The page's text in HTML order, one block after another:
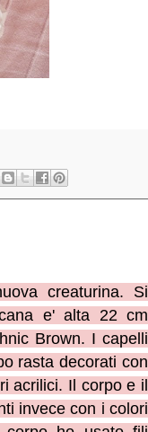
creaturina. Si
e' alta 22 cm
Brown. I capelli
rasta decorati con
acrilici. Il corpo e il
invece con i colori